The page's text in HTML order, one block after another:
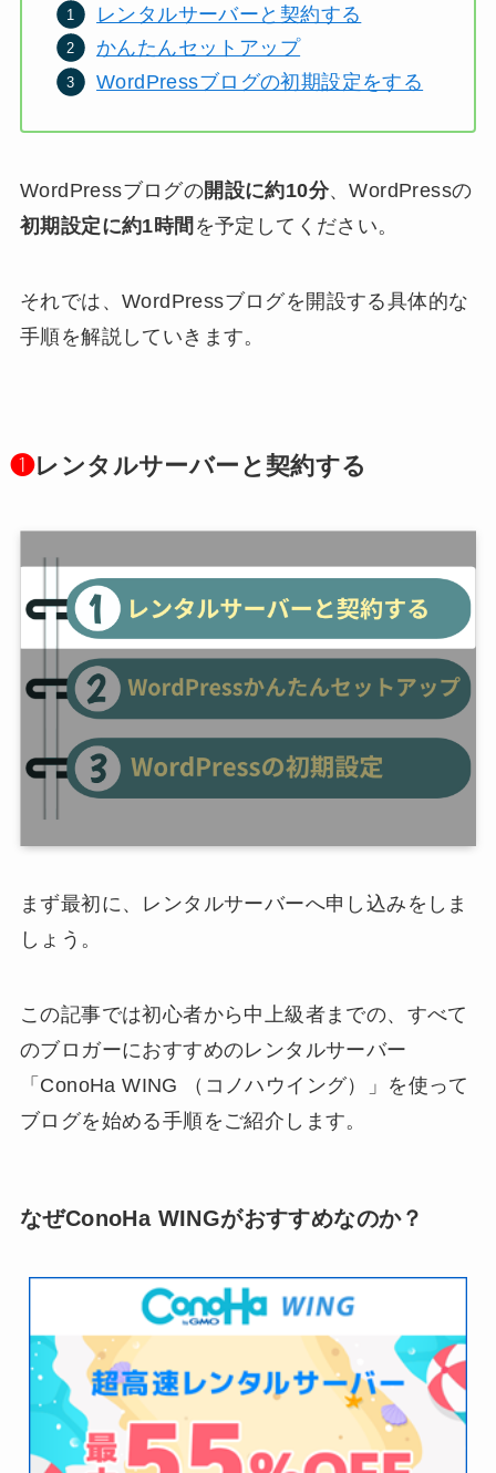
レンタルサーバーと契約する
かんたんセットアップ
WordPressブログの初期設定をする
WordPressブログの開設に約10分、WordPressの
初期設定に約1時間 を予定してください。
それでは、WordPressブログを開設する具体的な
手順を解説していきます。
❶レンタルサーバーと契約する
まず最初に、レンタルサーバーへ申し込みをしま
しょう。
この記事では初心者から中上級者までの、すべて
のブロガーにおすすめのレンタルサーバー
「ConoHa WING （コノハウイング）」を使って
ブログを始める手順をご紹介します。
なぜConoHa WINGがおすすめなのか？